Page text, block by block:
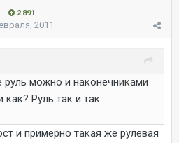
2 891
2011
руль можно и наконечниками
как? Руль так и так
и примерно такая же рулевая